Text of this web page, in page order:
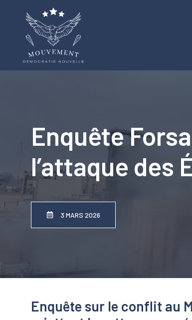
Enquête
l’attaque des
3 MARS 2026
Enquête sur le conflit au